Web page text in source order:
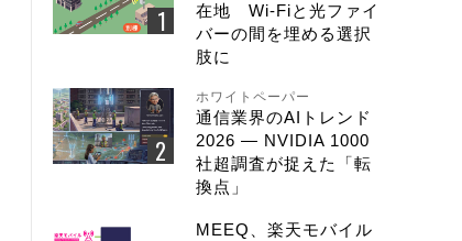
在地 Wi-Fiと光ファイ
バーの間を埋める選択
肢に
ホワイトペーパー
通信業界のAIトレンド
2026 ― NVIDIA 1000
社超調査が捉えた「転
換点」
MEEQ、楽天モバイル